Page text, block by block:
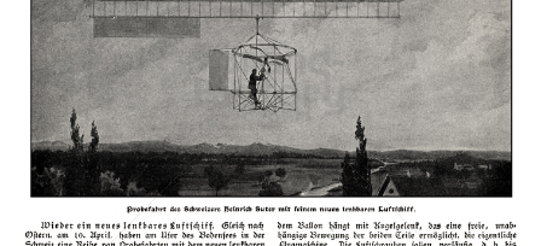
Heinrich Suter Heinrich Suter 1901